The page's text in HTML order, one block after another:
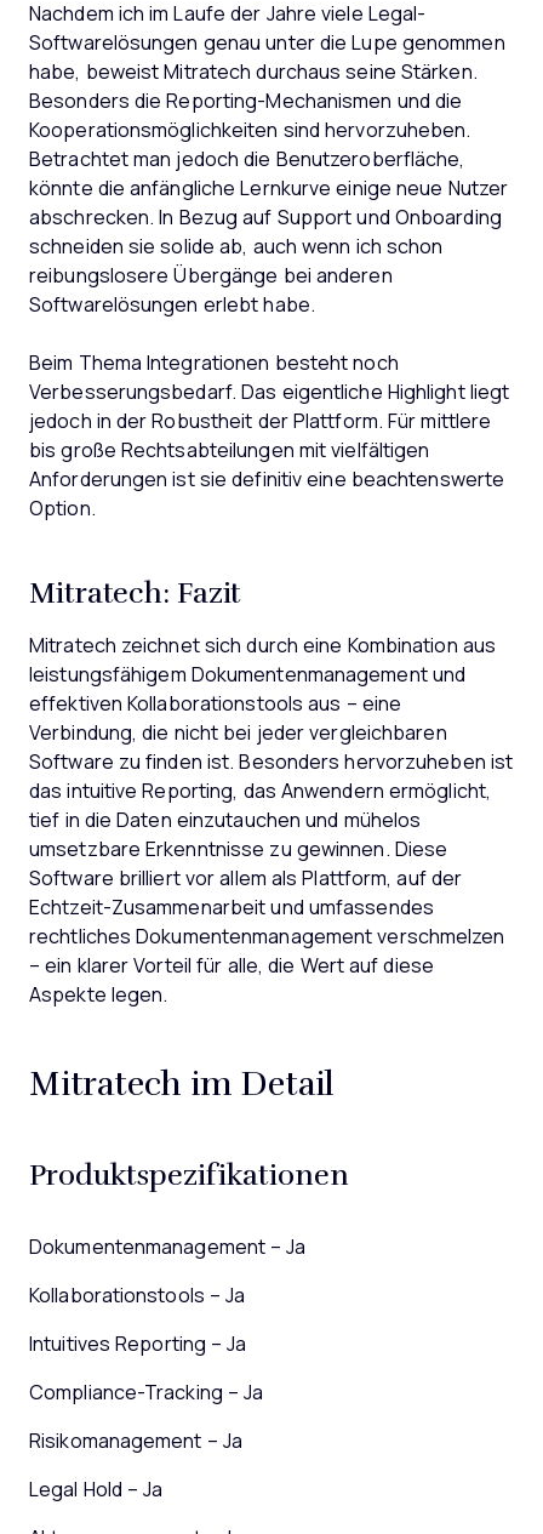
Nachdem ich im Laufe der Jahre viele Legal-
Softwarelösungen genau unter die Lupe genommen
habe, beweist Mitratech durchaus seine Stärken.
Besonders die Reporting-Mechanismen und die
Kooperationsmöglichkeiten sind hervorzuheben.
Betrachtet man jedoch die Benutzeroberfläche,
könnte die anfängliche Lernkurve einige neue Nutzer
abschrecken. In Bezug auf Support und Onboarding
schneiden sie solide ab, auch wenn ich schon
reibungslosere Übergänge bei anderen
Softwarelösungen erlebt habe.
Beim Thema Integrationen besteht noch
Verbesserungsbedarf. Das eigentliche Highlight liegt
jedoch in der Robustheit der Plattform. Für mittlere
bis große Rechtsabteilungen mit vielfältigen
Anforderungen ist sie definitiv eine beachtenswerte
Option.
Mitratech: Fazit
Mitratech zeichnet sich durch eine Kombination aus
leistungsfähigem Dokumentenmanagement und
effektiven Kollaborationstools aus – eine
Verbindung, die nicht bei jeder vergleichbaren
Software zu finden ist. Besonders hervorzuheben ist
das intuitive Reporting, das Anwendern ermöglicht,
tief in die Daten einzutauchen und mühelos
umsetzbare Erkenntnisse zu gewinnen. Diese
Software brilliert vor allem als Plattform, auf der
Echtzeit-Zusammenarbeit und umfassendes
rechtliches Dokumentenmanagement verschmelzen
– ein klarer Vorteil für alle, die Wert auf diese
Aspekte legen.
Mitratech im Detail
Produktspezifikationen
Dokumentenmanagement – Ja
Kollaborationstools – Ja
Intuitives Reporting – Ja
Compliance-Tracking – Ja
Risikomanagement – Ja
Legal Hold – Ja